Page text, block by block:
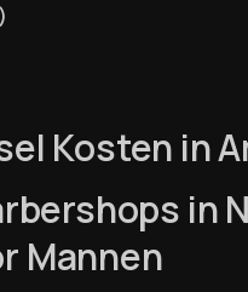
Kosten in
in
Mannen